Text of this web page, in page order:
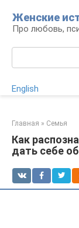
контенту
Женские
Про любовь,
English
Главная » Семья
Как
дать себе